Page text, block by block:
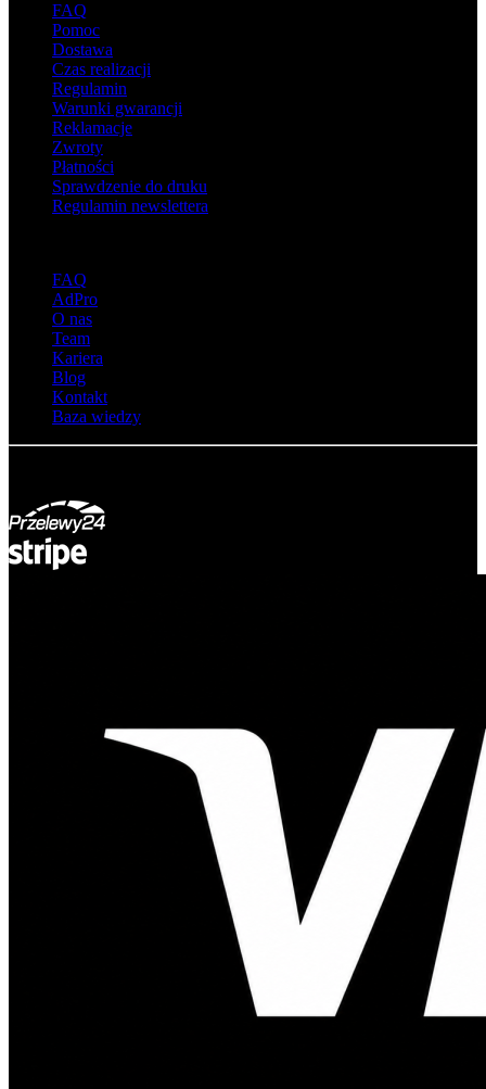
FAQ
Pomoc
Dostawa
Czas realizacji
Regulamin
Warunki gwarancji
Reklamacje
Zwroty
Płatności
Sprawdzenie do druku
Regulamin newslettera
FAQ
AdPro
O nas
Team
Kariera
Blog
Kontakt
Baza wiedzy